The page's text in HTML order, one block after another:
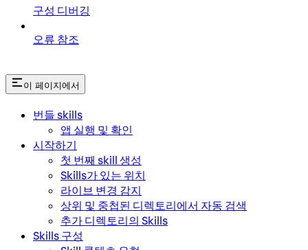
구성 디버깅
오류 참조
이 페이지에서
번들 skills
앱 실행 및 확인
시작하기
첫 번째 skill 생성
Skills가 있는 위치
라이브 변경 감지
상위 및 중첩된 디렉토리에서 자동 검색
추가 디렉토리의 Skills
Skills 구성